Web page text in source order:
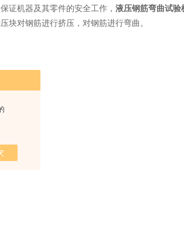
证机器及其零件的安全工作， 液压钢筋弯曲试验
块对钢筋进行挤压，对钢筋进行弯曲。